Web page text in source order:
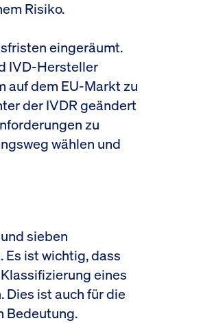
Risiko.
eingeräumt.
IVD-Hersteller
auf dem EU-Markt zu
der IVDR geändert
zu
wählen und
sieben
ist wichtig, dass
eines
Dies ist auch für die
Bedeutung.